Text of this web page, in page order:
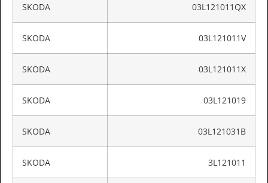
SKODA 03L121011QX
SKODA 03L121011V
SKODA 03L121011X
SKODA 03L121019
SKODA 03L121031B
SKODA 3L121011